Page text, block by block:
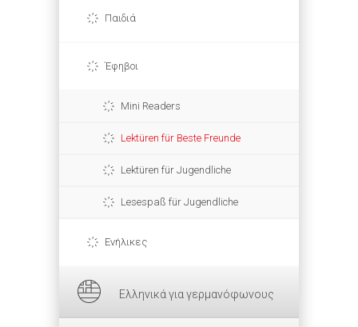
Παιδιά
Έφηβοι
Mini Readers
Lektüren für Beste Freunde
Lektüren für Jugendliche
Lesespaß für Jugendliche
Ενήλικες
Ελληνικά για γερμανόφωνους